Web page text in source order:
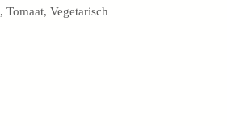
,Tomaat,Vegetarisch